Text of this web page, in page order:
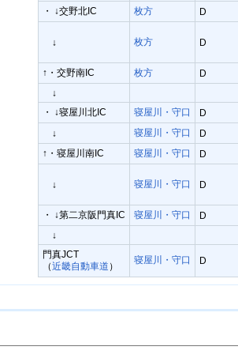
・ ↓交野北IC 枚方 D
↓ 枚方 D
↑・交野南IC
枚方 D
↓
・ ↓寝屋川北IC
寝屋川・守口 D
↓
寝屋川・守口 D
↑・寝屋川南IC
寝屋川・守口 D
↓ 寝屋川・守口 D
・ ↓第二京阪門真IC
寝屋川・守口 D
↓
門真JCT
（近畿自動車道 ）
寝屋川・守口 D